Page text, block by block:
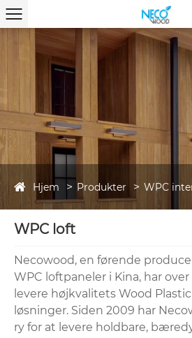
Hjem Produkter WPC
WPC loft
Necowood, en førende
WPC loftpaneler i Kina, har over
levere højkvalitets Wood
løsninger. Siden 2009 har
ry for at levere holdbare,